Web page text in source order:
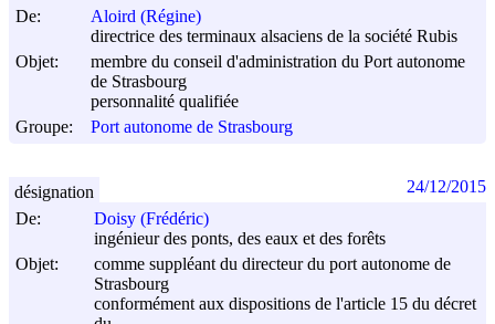
De:
Aloird (Régine)
directrice des terminaux alsaciens de la société Rubis
Objet:
membre du conseil d'administration du Port autonome
de Strasbourg
personnalité qualifiée
Groupe:
Port autonome de Strasbourg
De:
Doisy (Frédéric)
ingénieur des ponts, des eaux et des forêts
Objet:
comme suppléant du directeur du port autonome de
Strasbourg
conformément aux dispositions de l'article 15 du décret
désignation 24/12/2015